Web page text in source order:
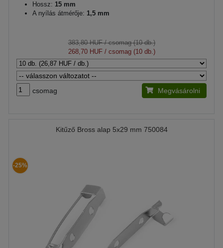
Hossz: 15 mm
A nyílás átmérője: 1,5 mm
383,80 HUF/ csomag (10 db.)
268,70 HUF/ csomag (10 db.)
csomag Megvásárolni
Kitűző Bross alap 5x29 mm 750084
-25%